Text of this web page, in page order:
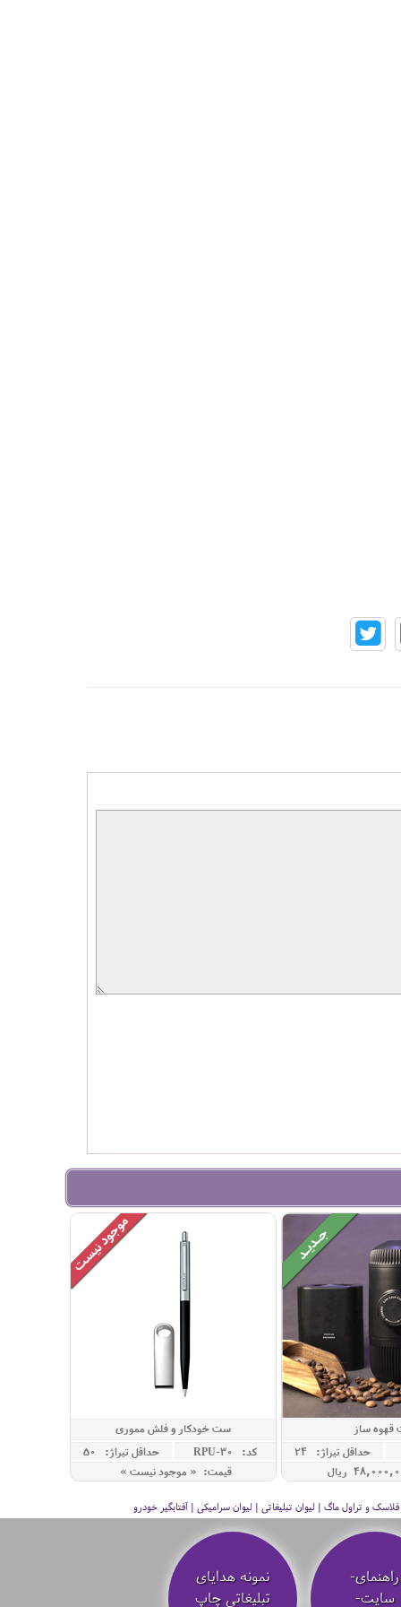
ساز
حداقل تيراژ: 24
ست خودکار و فلش مموری
کد: RPU-30
حداقل تيراژ: 50
قیمت: « موجود نیست »
و تراول ماگ | لیوان تبلیغاتی | لیوان سرامیکی | آفتابگیر خودرو
راهنمای-
سایت-
نمونه هدایای
تبلیغاتی چاپ